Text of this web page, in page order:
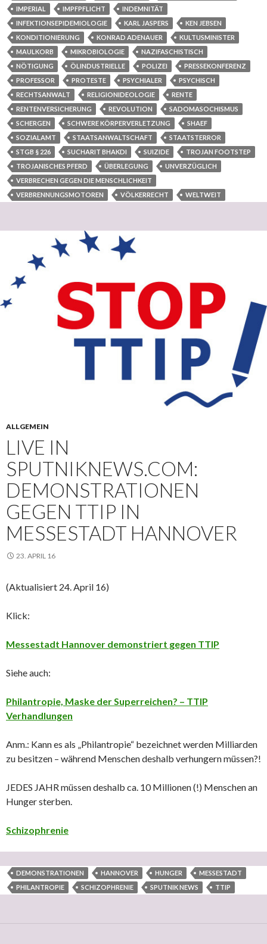
IMPERIAL
IMPFPFLICHT
INDEMNITÄT
INFEKTIONSEPIDEMIOLOGIE
KARL JASPERS
KEN JEBSEN
KONDITIONIERUNG
KONRAD ADENAUER
KULTUSMINISTER
MAULKORB
MIKROBIOLOGIE
NAZIFASCHISTISCH
NÖTIGUNG
ÖLINDUSTRIELLE POLIZEI
PRESSEKONFERENZ
PROFESSOR
PROTESTE PSYCHIALER
PSYCHISCH
RECHTSANWALT
RELIGIONIDEOLOGIE
RENTE
RENTENVERSICHERUNG
REVOLUTION
SADOMASOCHISMUS
SCHERGEN
SCHWERE KÖRPERVERLETZUNG
SHAEF
SOZIALAMT
STAATSANWALTSCHAFT
STAATSTERROR
STGB § 226
SUCHARIT BHAKDI SUIZIDE
TROJAN FOOTSTEP
TROJANISCHES PFERD
ÜBERLEGUNG
UNVERZÜGLICH
VERBRECHEN GEGEN DIE MENSCHLICHKEIT
VERBRENNUNGSMOTOREN
VÖLKERRECHT WELTWEIT
ALLGEMEIN
LIVE IN
SPUTNIKNEWS.COM:
DEMONSTRATIONEN
GEGEN TTIP IN
MESSESTADT HANNOVER
23. APRIL 16
(Aktualisiert 24. April 16)
Klick:
Messestadt Hannover demonstriert gegen TTIP
Siehe auch:
Philantropie, Maske der Superreichen? – TTIP
Verhandlungen
Anm.: Kann es als „Philantropie“ bezeichnet werden Milliarden
zu besitzen – während Menschen deshalb verhungern müssen?!
JEDES JAHR müssen deshalb ca. 10 Millionen (!) Menschen an
Hunger sterben.
Schizophrenie
DEMONSTRATIONEN HANNOVER HUNGER
MESSESTADT
PHILANTROPIE
SCHIZOPHRENIE SPUTNIK NEWS TTIP